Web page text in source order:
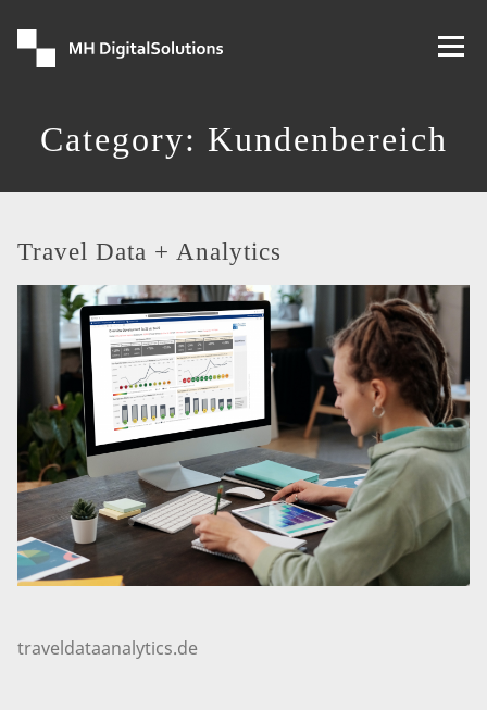
Inhalt
springen
Menü
Category: Kundenbereich
Travel Data + Analytics
traveldataanalytics.de